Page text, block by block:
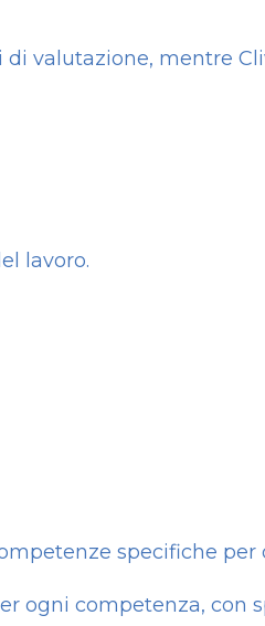
valutazione, mentre
lavoro.
specifiche per
ogni competenza, con